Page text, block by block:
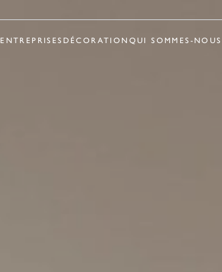
ENTREPRISES DÉCORATIONQUI SOMMES-NOUS